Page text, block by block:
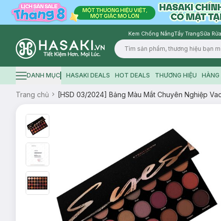
Kem Chống NắngTẩy TrangSữa
Logo
Hamburger icon
DANH MỤC HASAKI DEALS HOT DEALS THƯƠNG HIỆU HÀNG
Trang chủ [HSD 03/2024] Bảng Màu Mắt Chuyên Nghiệp